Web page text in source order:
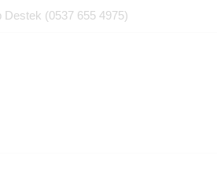
Destek (0537 655 4975)